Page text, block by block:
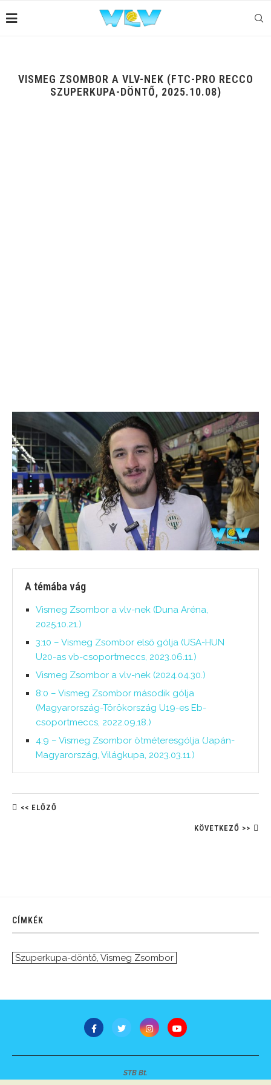
VISMEG ZSOMBOR A VLV-NEK (FTC-PRO RECCO
SZUPERKUPA-DÖNTŐ, 2025.10.08)
A témába vág
Vismeg Zsombor a vlv-nek (Duna Aréna,
2025.10.21.)
3:10 – Vismeg Zsombor első gólja (USA-HUN
U20-as vb-csoportmeccs, 2023.06.11.)
Vismeg Zsombor a vlv-nek (2024.04.30.)
8:0 – Vismeg Zsombor második gólja
(Magyarország-Törökország U19-es Eb-
csoportmeccs, 2022.09.18.)
4:9 – Vismeg Zsombor ötméteresgólja (Japán-
Magyarország, Világkupa, 2023.03.11.)
<< ELŐZŐ
KÖVETKEZŐ >>
CÍMKÉK
Szuperkupa-döntő, Vismeg Zsombor
STB Bt.